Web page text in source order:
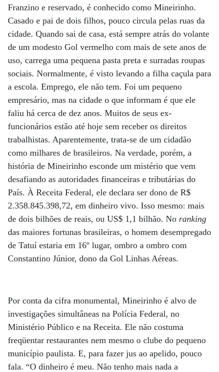
Franzino e reservado, é conhecido como Mineirinho.
Casado e pai de dois filhos, pouco circula pelas ruas da
cidade. Quando sai de casa, está sempre atrás do volante
de um modesto Gol vermelho com mais de sete anos de
uso, carrega uma pequena pasta preta e surradas roupas
sociais. Normalmente, é visto levando a filha caçula para
a escola. Emprego, ele não tem. Foi um pequeno
empresário, mas na cidade o que informam é que ele
faliu há cerca de dez anos. Muitos de seus ex-
funcionários estão até hoje sem receber os direitos
trabalhistas. Aparentemente, trata-se de um cidadão
como milhares de brasileiros. Na verdade, porém, a
história de Mineirinho esconde um mistério que vem
desafiando as autoridades financeiras e tributárias do
País. À Receita Federal, ele declara ser dono de R$
2.358.845.398,72, em dinheiro vivo. Isso mesmo: mais
de dois bilhões de reais, ou US$ 1,1 bilhão. No ranking
das maiores fortunas brasileiras, o homem desempregado
de Tatuí estaria em 16º lugar, ombro a ombro com
Constantino Júnior, dono da Gol Linhas Aéreas.
Por conta da cifra monumental, Mineirinho é alvo de
investigações simultâneas na Polícia Federal, no
Ministério Público e na Receita. Ele não costuma
freqüentar restaurantes nem mesmo o clube do pequeno
município paulista. E, para fazer jus ao apelido, pouco
fala. “O dinheiro é meu. Não tenho mais nada a